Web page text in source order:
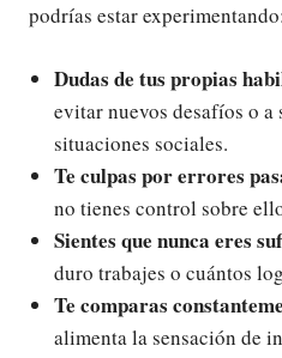
podrías estar experimentando:
Dudas de tus propias
evitar nuevos desafíos o
situaciones sociales.
Te culpas por errores
no tienes control sobre
Sientes que nunca eres
duro trabajes o cuántos
Te comparas
alimenta la sensación de